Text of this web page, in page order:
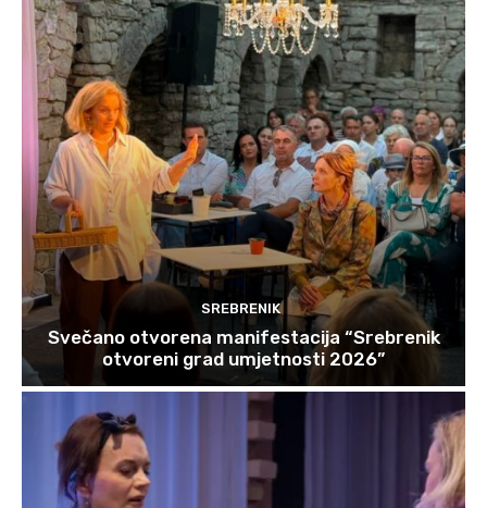
SREBRENIK
Svečano otvorena manifestacija “Srebrenik
otvoreni grad umjetnosti 2026”